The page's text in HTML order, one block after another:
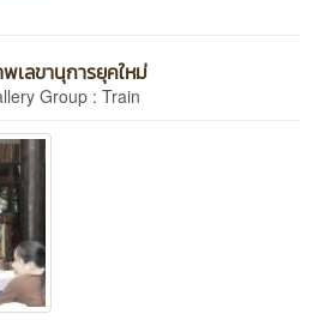
เลขานุการยุคใหม่
Group : Train